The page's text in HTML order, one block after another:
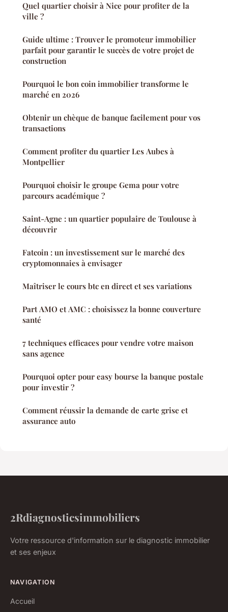
Quel quartier choisir à Nice pour profiter de la
ville ?
Guide ultime : Trouver le promoteur immobilier
parfait pour garantir le succès de votre projet de
construction
Pourquoi le bon coin immobilier transforme le
marché en 2026
Obtenir un chèque de banque facilement pour vos
transactions
Comment profiter du quartier Les Aubes à
Montpellier
Pourquoi choisir le groupe Gema pour votre
parcours académique ?
Saint-Agne : un quartier populaire de Toulouse à
découvrir
Fatcoin : un investissement sur le marché des
cryptomonnaies à envisager
Maîtriser le cours btc en direct et ses variations
Part AMO et AMC : choisissez la bonne couverture
santé
7 techniques efficaces pour vendre votre maison
sans agence
Pourquoi opter pour easy bourse la banque postale
pour investir ?
Comment réussir la demande de carte grise et
assurance auto
2Rdiagnosticsimmobiliers
Votre ressource d'information sur le diagnostic immobilier
et ses enjeux
NAVIGATION
Accueil